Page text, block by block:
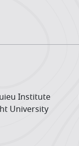
Institute
University